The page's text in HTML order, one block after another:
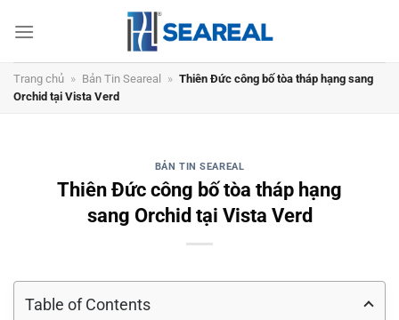
đến
dungTrang chủ » Bản Tin Seareal » Thiên Đức công bố tòa tháp hạng sang
Orchid tại Vista Verd
BẢN TIN SEAREAL
Thiên Đức công bố tòa tháp hạng
sang Orchid tại Vista Verd
Table of Contents